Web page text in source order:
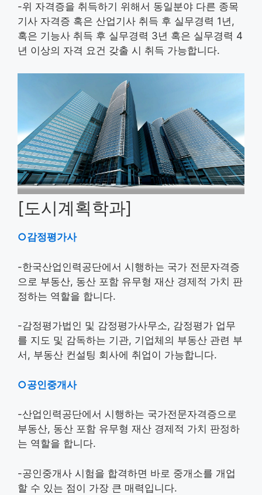
-위 자격증을 취득하기 위해서 동일분야 다른 종목
기사 자격증 혹은 산업기사 취득 후 실무경력 1년,
혹은 기능사 취득 후 실무경력 3년 혹은 실무경력 4
년 이상의 자격 요건 갖출 시 취득 가능합니다.
[도시계획학과]
○감정평가사
-한국산업인력공단에서 시행하는 국가 전문자격증
으로 부동산, 동산 포함 유무형 재산 경제적 가치 판
정하는 역할을 합니다.
-감정평가법인 및 감정평가사무소, 감정평가 업무
를 지도 및 감독하는 기관, 기업체의 부동산 관련 부
서, 부동산 컨설팅 회사에 취업이 가능합니다.
○공인중개사
-산업인력공단에서 시행하는 국가전문자격증으로
부동산, 동산 포함 유무형 재산 경제적 가치 판정하
는 역할을 합니다.
-공인중개사 시험을 합격하면 바로 중개소를 개업
할 수 있는 점이 가장 큰 매력입니다.